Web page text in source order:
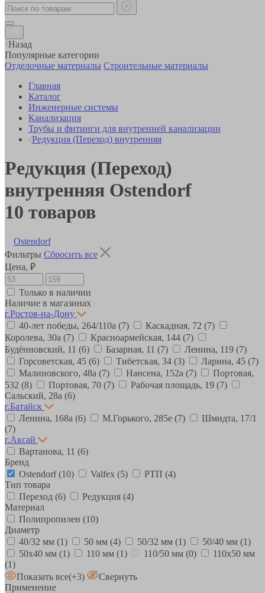
Назад
Популярные категории
Отделочные материалы Строительные материалы
Главная
Каталог
Инженерные системы
Канализация
Трубы и фитинги для внутренней канализации
Редукция (Переход) внутренняя
Редукция (Переход)
внутренняя Ostendorf
10 товаров
Ostendorf
Фильтры Сбросить все
Цена, ₽
Только в наличии
Наличие в магазинах
г.Ростов-на-Дону
40-лет победы, 264/110а (7) Каскадная, 72 (7)
Королева, 30а (7) Красноармейская, 144 (7)
Будённовский, 11 (6) Базарная, 11 (7) Ленина, 119 (7)
Горсоветская, 45 (6) Тибетская, 34 (3) Ларина, 45 (7)
Малиновского, 48а (7) Нансена, 152а (7)
Портовая,
532 (8) Портовая, 70 (7) Рабочая площадь, 19 (7)
Сальский, 28a (6)
г.Батайск
Ленина, 168а (6) М.Горького, 285е (7)
Шмидта, 17/1
(7)
г.Аксай
Вартанова, 11 (6)
Бренд
Ostendorf(10) Valfex (5) РТП (4)
Тип товара
Переход (6) Редукция (4)
Материал
Полипропилен (10)
Диаметр
40/32 мм (1) 50 мм (4) 50/32 мм (1) 50/40 мм (1)
50х40 мм (1) 110 мм (1) 110/50 мм (0)
110х50 мм
(1)
Показать все(+3)
Свернуть
Применение